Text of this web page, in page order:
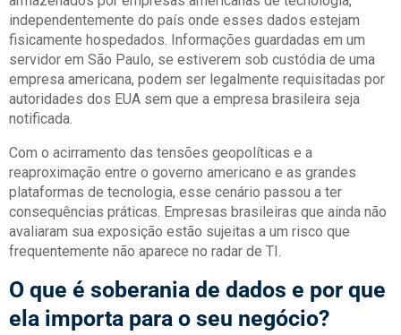
independentemente do país onde esses dados estejam
fisicamente hospedados. Informações guardadas em um
servidor em São Paulo, se estiverem sob custódia de uma
empresa americana, podem ser legalmente requisitadas por
autoridades dos EUA sem que a empresa brasileira seja
notificada.
Com o acirramento das tensões geopolíticas e a
reaproximação entre o governo americano e as grandes
plataformas de tecnologia, esse cenário passou a ter
consequências práticas. Empresas brasileiras que ainda não
avaliaram sua exposição estão sujeitas a um risco que
frequentemente não aparece no radar de TI.
O que é soberania de dados e por que
ela importa para o seu negócio?